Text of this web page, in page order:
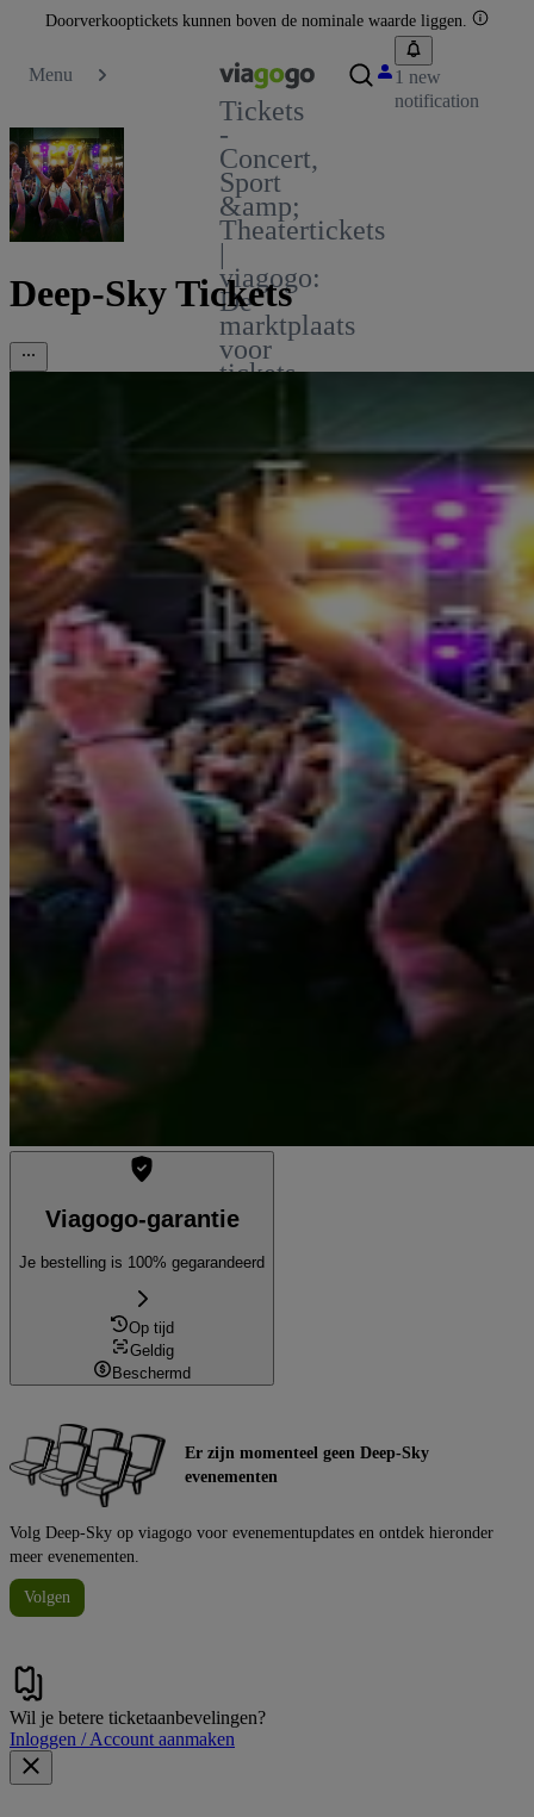
Doorverkooptickets kunnen boven de nominale waarde liggen.
Menu
Tickets
-
Concert,
Sport
&amp;
Theatertickets
|
viagogo:
De
marktplaats
voor
tickets
1 new
notification
Deep-Sky Tickets
Viagogo-garantie
Je bestelling is 100% gegarandeerd
Op tijd
Geldig
Beschermd
Er zijn momenteel geen Deep-Sky
evenementen
Volg Deep-Sky op viagogo voor evenementupdates en ontdek hieronder
meer evenementen.
Volgen
Wil je betere ticketaanbevelingen?
Inloggen / Account aanmaken